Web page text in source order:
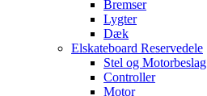
Bremser
Lygter
Dæk
Elskateboard Reservedele
Stel og Motorbeslag
Controller
Motor